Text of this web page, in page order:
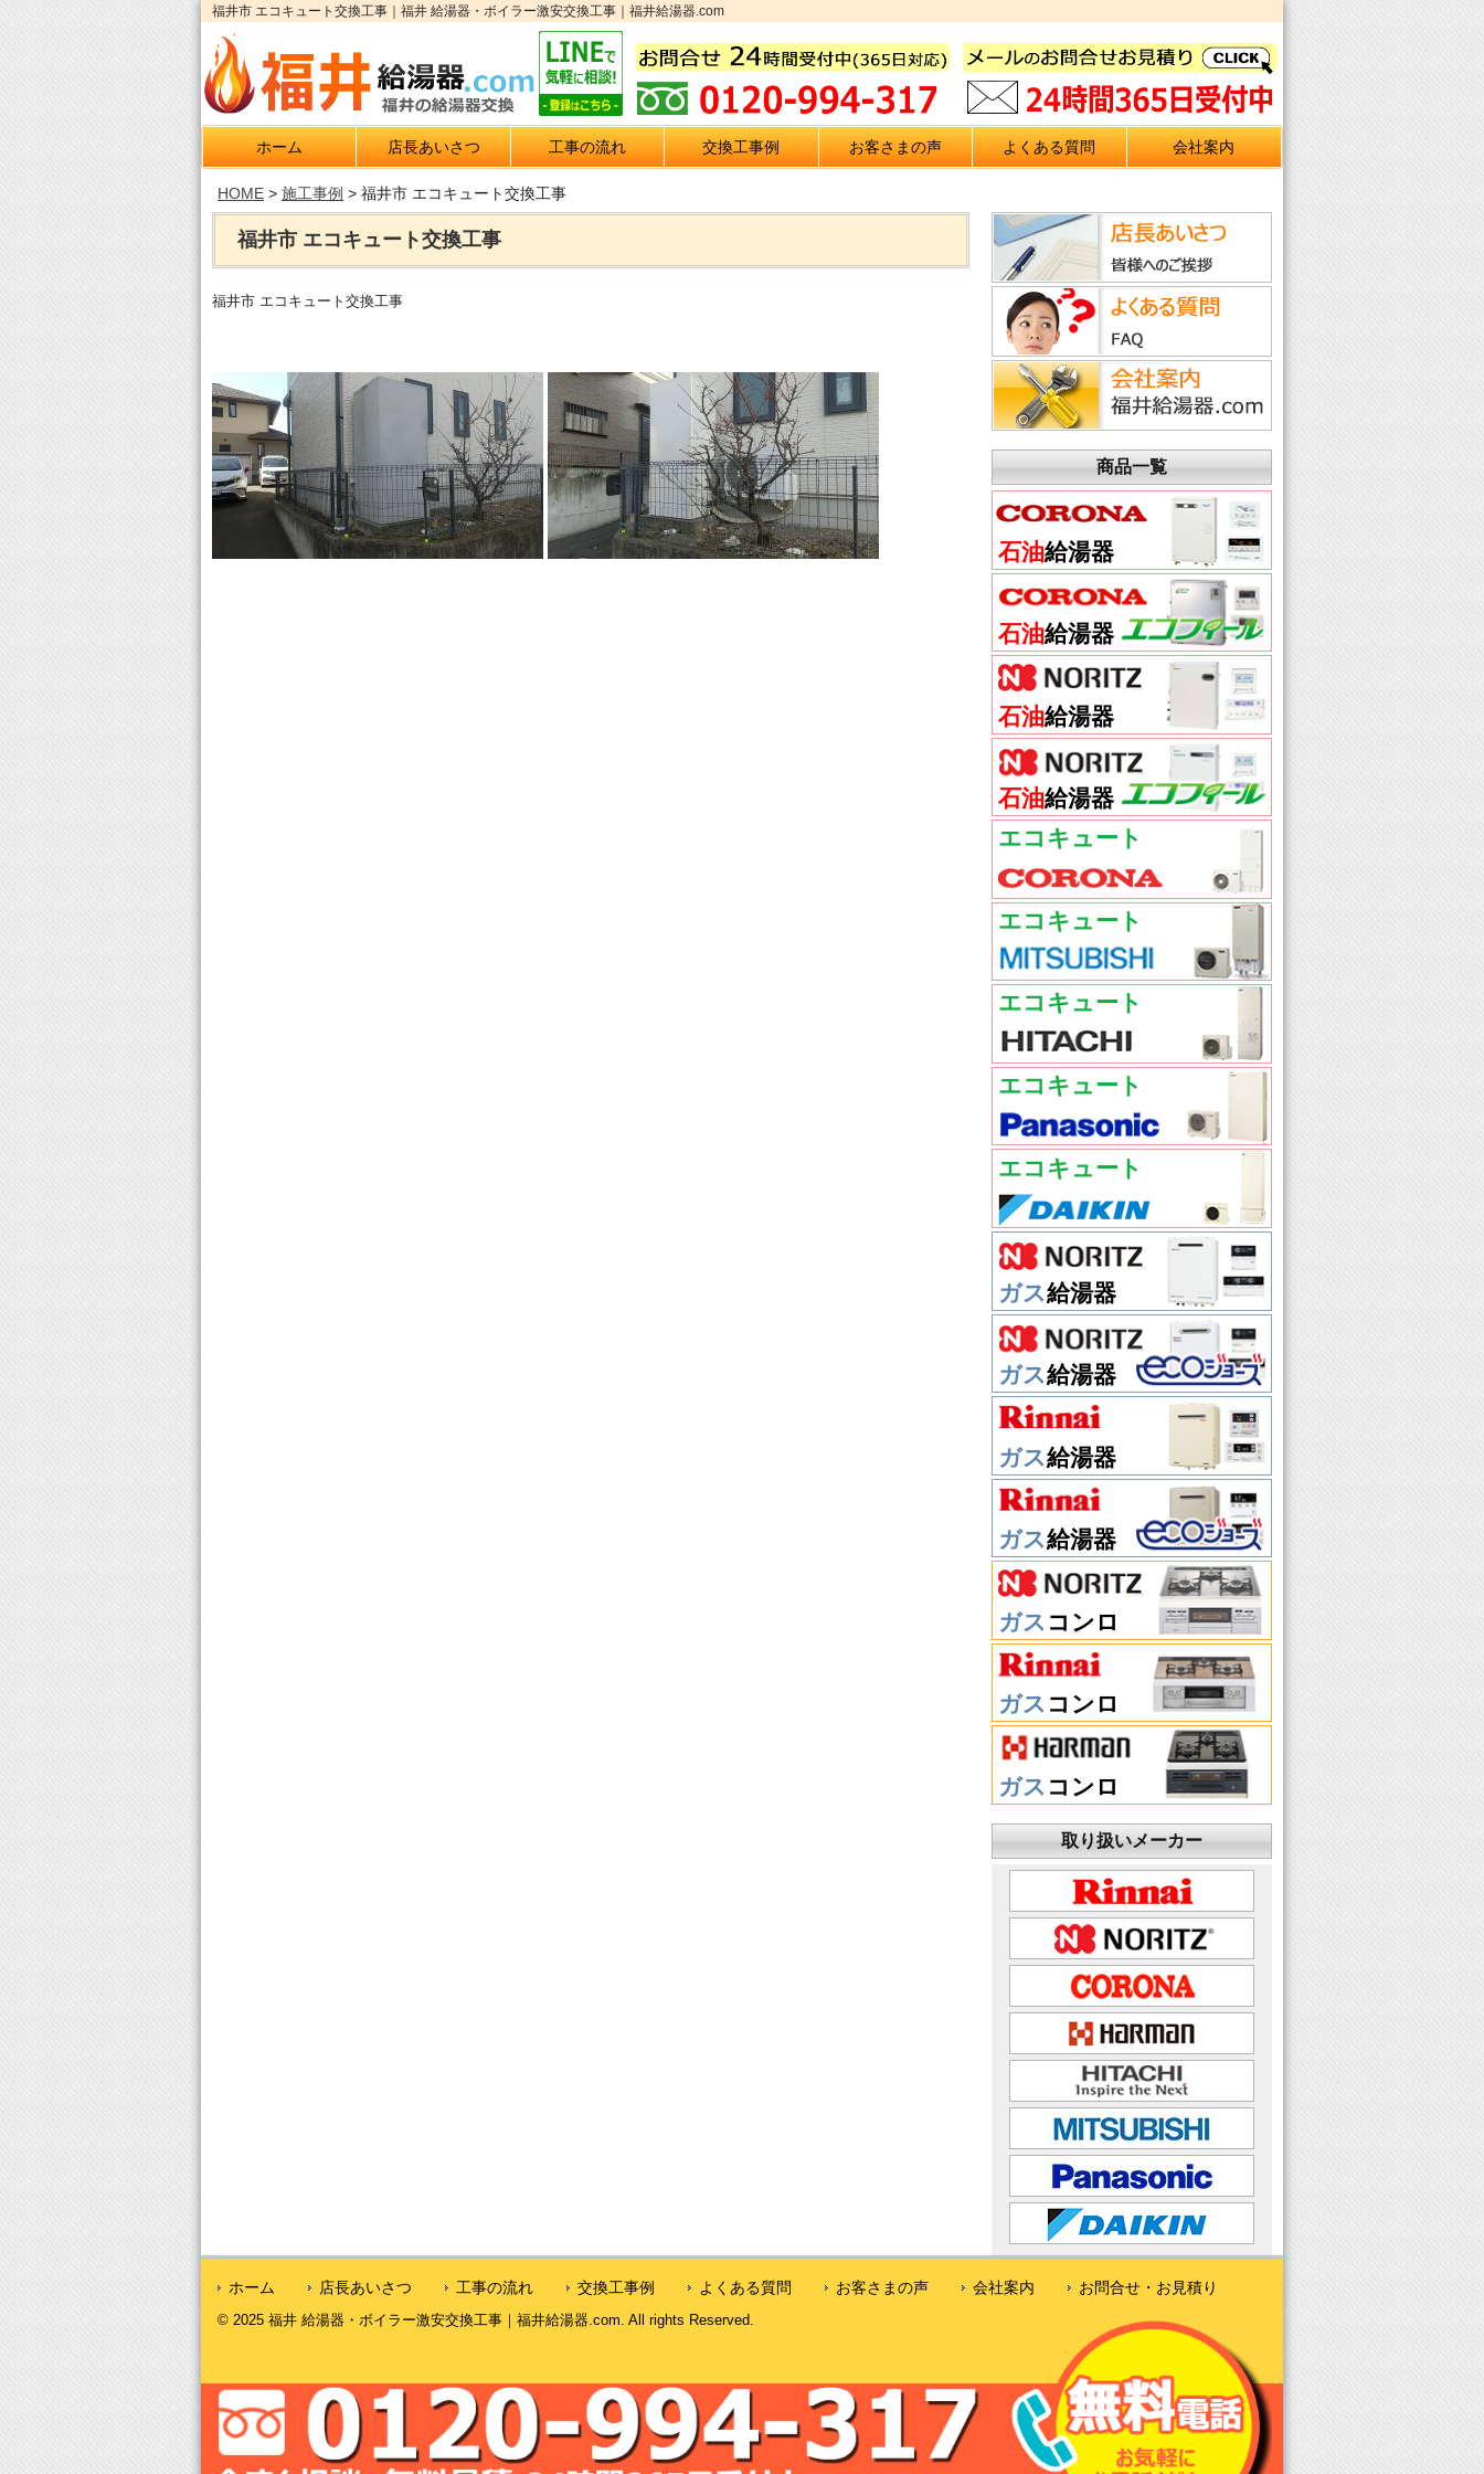
福井市 エコキュート交換工事｜福井 給湯器・ボイラー激安交換工事｜福井給湯器.com
ホーム 店長あいさつ 工事の流れ 交換工事例 お客さまの声 よくある質問 会社案内
HOME > 施工事例 > 福井市 エコキュート交換工事
福井市 エコキュート交換工事
福井市 エコキュート交換工事
商品一覧
石油給湯器
石油給湯器
石油給湯器
石油給湯器
エコキュート
エコキュート
エコキュート
エコキュート
エコキュート
ガス給湯器
ガス給湯器
ガス給湯器
ガス給湯器
ガス コンロ
ガス コンロ
ガス コンロ
取り扱いメーカー
ホーム 店長あいさつ 工事の流れ 交換工事例 よくある質問 お客さまの声 会社案内 お問合せ・お見積り
© 2025 福井 給湯器・ボイラー激安交換工事｜福井給湯器.com. All rights Reserved.